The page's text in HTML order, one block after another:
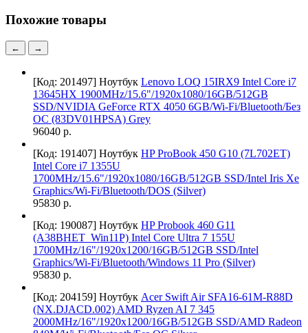
Похожие товары
← →
[Код: 201497] Ноутбук Lenovo LOQ 15IRX9 Intel Core i7
13645HX 1900MHz/15.6"/1920x1080/16GB/512GB
SSD/NVIDIA GeForce RTX 4050 6GB/Wi-Fi/Bluetooth/Без
ОС (83DV01HPSA) Grey
96040 р.
[Код: 191407] Ноутбук HP ProBook 450 G10 (7L702ET)
Intel Core i7 1355U
1700MHz/15.6"/1920x1080/16GB/512GB SSD/Intel Iris Xe
Graphics/Wi-Fi/Bluetooth/DOS (Silver)
95830 р.
[Код: 190087] Ноутбук HP Probook 460 G11
(A38BHET_Win11P) Intel Core Ultra 7 155U
1700MHz/16"/1920x1200/16GB/512GB SSD/Intel
Graphics/Wi-Fi/Bluetooth/Windows 11 Pro (Silver)
95830 р.
[Код: 204159] Ноутбук Acer Swift Air SFA16-61M-R88D
(NX.DJACD.002) AMD Ryzen AI 7 345
2000MHz/16"/1920x1200/16GB/512GB SSD/AMD Radeon